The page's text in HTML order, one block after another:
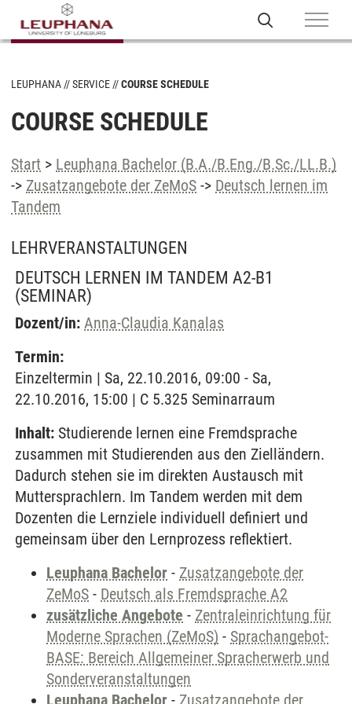
LEUPHANA SERVICE COURSE SCHEDULE
COURSE SCHEDULE
Start > Leuphana Bachelor (B.A./B.Eng./B.Sc./LL.B.)
-> Zusatzangebote der ZeMoS -> Deutsch lernen im
Tandem
LEHRVERANSTALTUNGEN
DEUTSCH LERNEN IM TANDEM A2-B1
(SEMINAR)
Dozent/in: Anna-Claudia Kanalas
Termin:
Einzeltermin | Sa, 22.10.2016, 09:00 - Sa,
22.10.2016, 15:00 | C 5.325 Seminarraum
Inhalt: Studierende lernen eine Fremdsprache
zusammen mit Studierenden aus den Zielländern.
Dadurch stehen sie im direkten Austausch mit
Muttersprachlern. Im Tandem werden mit dem
Dozenten die Lernziele individuell definiert und
gemeinsam über den Lernprozess reflektiert.
Leuphana Bachelor - Zusatzangebote der
ZeMoS - Deutsch als Fremdsprache A2
zusätzliche Angebote - Zentraleinrichtung für
Moderne Sprachen (ZeMoS) - Sprachangebot-
BASE: Bereich Allgemeiner Spracherwerb und
Sonderveranstaltungen
Leuphana Bachelor - Zusatzangebote der